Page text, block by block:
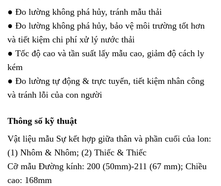
● Đo lường không phá hủy, tránh mẫu thải
● Đo lường không phá hủy, bảo vệ môi trường tốt hơn
và tiết kiệm chi phí xử lý nước thải
● Tốc độ cao và tần suất lấy mẫu cao, giảm độ cách ly
kém
● Đo lường tự động & trực tuyến, tiết kiệm nhân công
và tránh lỗi của con người
Thông số kỹ thuật
Vật liệu mẫu Sự kết hợp giữa thân và phần cuối của lon:
(1) Nhôm & Nhôm; (2) Thiếc & Thiếc
Cỡ mẫu Đường kính: 200 (50mm)-211 (67 mm); Chiều
cao: 168mm